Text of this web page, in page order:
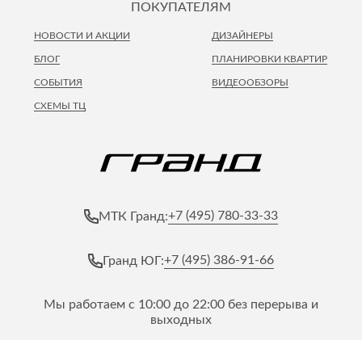
ПОКУПАТЕЛЯМ
НОВОСТИ И АКЦИИ
ПЛАНИРОВКИ КВАРТИР
ВИДЕООБЗОРЫ
БЛОГ
СОБЫТИЯ
СХЕМЫ ТЦ
ДИЗАЙНЕРЫ
МТК Гранд:+7 (495) 780-33-33
Гранд ЮГ:+7 (495) 386-91-66
Мы работаем с 10:00 до 22:00 без перерыва и
выходных